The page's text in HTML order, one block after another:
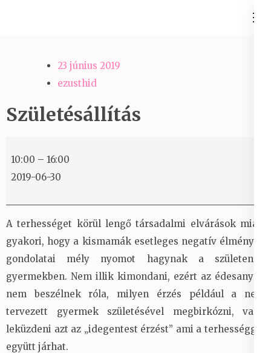
23 június 2019
ezusthid
Születésállítás
10:00 – 16:00
2019-06-30
A terhességet körül lengő társadalmi elvárások miatt
gyakori, hogy a kismamák esetleges negatív élményei,
gondolatai mély nyomot hagynak a születendő
gyermekben. Nem illik kimondani, ezért az édesanyák
nem beszélnek róla, milyen érzés például a nem
tervezett gyermek születésével megbirkózni, vagy
leküzdeni azt az „idegentest érzést” ami a terhességgel
együtt járhat.